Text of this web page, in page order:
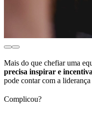
Mais do que chefiar uma
precisa inspirar e
pode contar com a
Complicou?